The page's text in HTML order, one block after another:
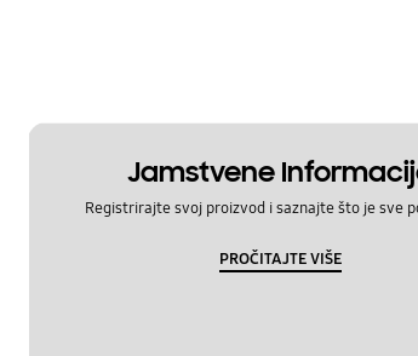
Jamstvene
Registrirajte svoj proizvod i saznajte što je sve
PROČITAJTE VIŠE